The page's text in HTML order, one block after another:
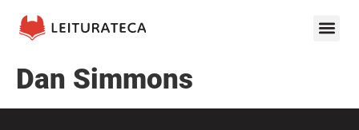
Dan Simmons